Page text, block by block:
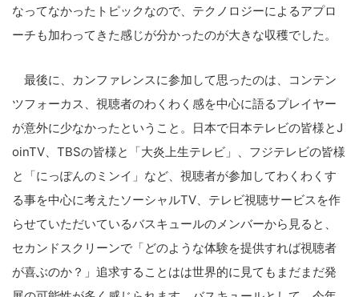
なってなかったトピックなので、テクノロジーによるアプロ
ーチも加わってきた感じが分かったのが大きな収穫でした。
最後に、カンファレンスに参加して思ったのは、コンテン
ツフォーカス、視聴者のわくわく感を中心に語るプレイヤー
が意外に少なかったということ。日本で日本テレビの皆様とJ
oinTV、TBSの皆様と「大炎上生テレビ」、フジテレビの皆様
と「にっぽんのミンイ」など、視聴者が参加してわくわくす
る事を中心に考えたソーシャルTV、テレビ視聴サービスを作
らせていただいているバスキュールのメンバーから見ると、
セカンドスクリーンで「どのような体験を提供すれば視聴者
が喜ぶのか？」追求することはは世界的に見てもまだまだ発